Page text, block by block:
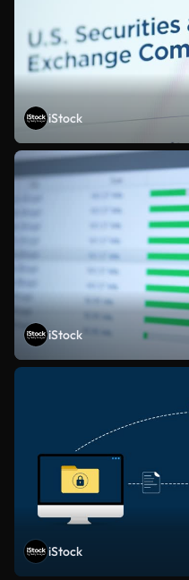
iStock
iStock
iStock